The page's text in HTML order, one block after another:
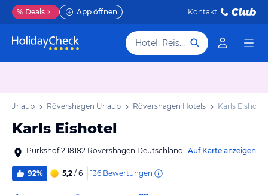
% Deals App öffnen Kontakt
Hotel, Reiseziel
Urlaub Rövershagen Urlaub Rövershagen Hotels Karls Eishotel
Karls Eishotel
Purkshof 2 18182 Rövershagen Deutschland Auf Karte anzeigen
92% 5,2 / 6 136 Bewertungen